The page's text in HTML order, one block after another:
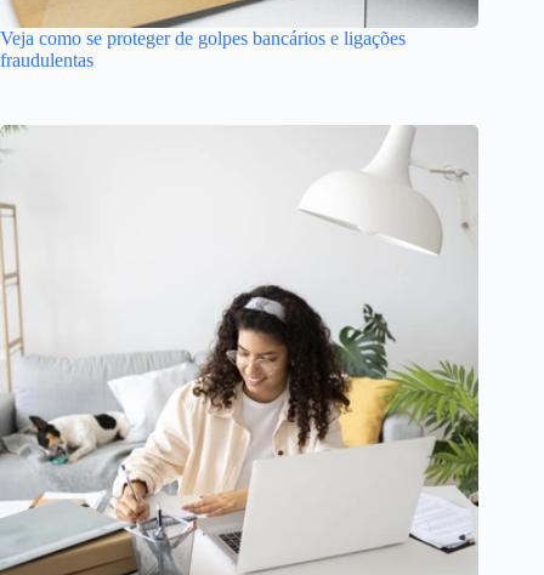
Veja como se proteger de golpes bancários e ligações
fraudulentas